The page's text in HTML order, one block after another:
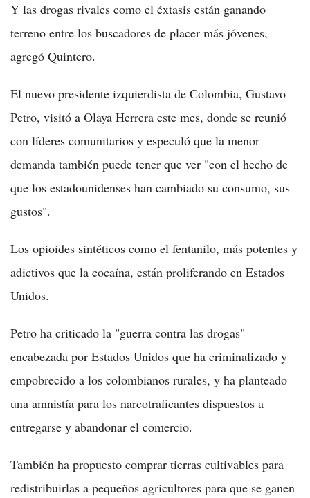
Y las drogas rivales como el éxtasis están ganando
terreno entre los buscadores de placer más jóvenes,
agregó Quintero.
El nuevo presidente izquierdista de Colombia, Gustavo
Petro, visitó a Olaya Herrera este mes, donde se reunió
con líderes comunitarios y especuló que la menor
demanda también puede tener que ver "con el hecho de
que los estadounidenses han cambiado su consumo, sus
gustos".
Los opioides sintéticos como el fentanilo, más potentes y
adictivos que la cocaína, están proliferando en Estados
Unidos.
Petro ha criticado la "guerra contra las drogas"
encabezada por Estados Unidos que ha criminalizado y
empobrecido a los colombianos rurales, y ha planteado
una amnistía para los narcotraficantes dispuestos a
entregarse y abandonar el comercio.
También ha propuesto comprar tierras cultivables para
redistribuirlas a pequeños agricultores para que se ganen